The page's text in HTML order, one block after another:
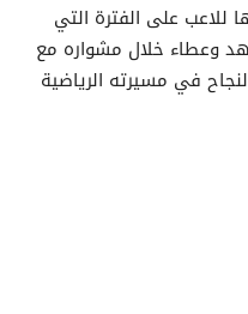
للاعب على الفترة التي
وعطاء خلال مشواره مع
في مسيرته الرياضية